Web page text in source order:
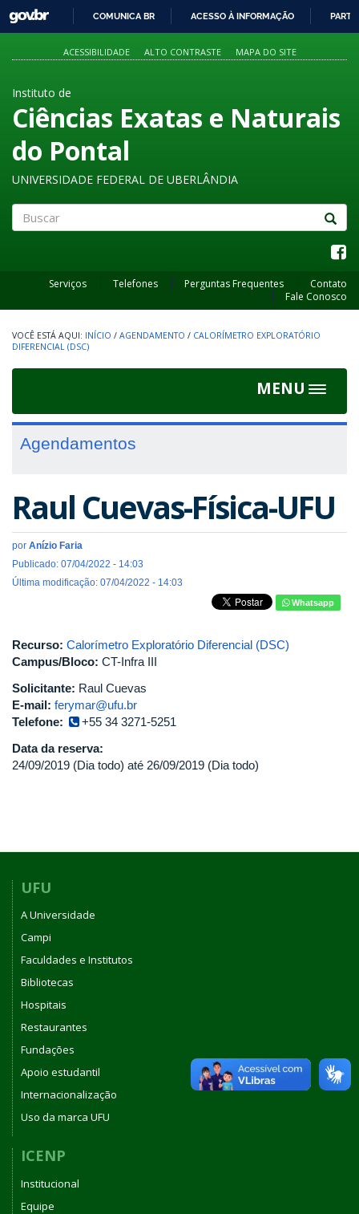
PARA
O
GOVBR
COMUNICA BR ACESSO À INFORMAÇÃO
ACESSIBILIDADE ALTO CONTRASTE MAPA DO SITE
Instituto de
Ciências Exatas e Naturais
do Pontal
UNIVERSIDADE FEDERAL DE UBERLÂNDIA
Serviços Telefones Perguntas Frequentes
Contato
Fale Conosco
INÍCIO / AGENDAMENTO / CALORÍMETRO EXPLORATÓRIO
DIFERENCIAL (DSC)
MENU
Toggle
Agendamentos
Raul Cuevas-Física-UFU
por Anízio Faria
Publicado: 07/04/2022 - 14:03
Última modificação: 07/04/2022 - 14:03
Whatsapp
Recurso: Calorímetro Exploratório Diferencial (DSC)
Campus/Bloco: CT-Infra III
Solicitante: Raul Cuevas
E-mail: ferymar@ufu.br
Telefone:
+55 34 3271-5251
Data da reserva:
24/09/2019 (Dia todo) até 26/09/2019 (Dia todo)
UFU
A Universidade
Campi
Faculdades e Institutos
Bibliotecas
Hospitais
Restaurantes
Fundações
Apoio estudantil
Internacionalização
Uso da marca UFU
ICENP
Institucional
Equipe